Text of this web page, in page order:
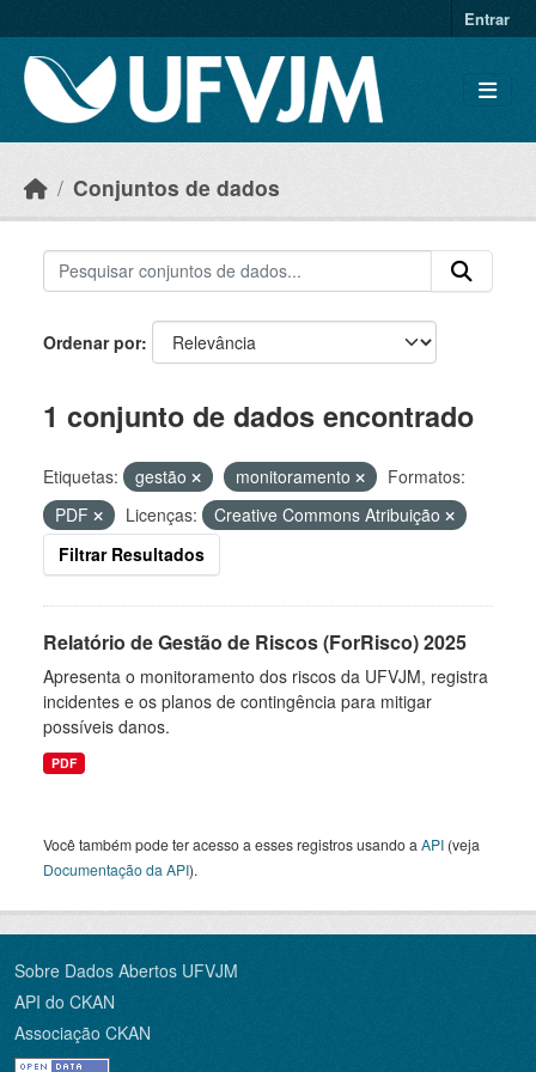
Entrar
Conjuntos de dados
Ordenar por
1 conjunto de dados encontrado
Etiquetas: gestão monitoramento
Formatos:
PDF
Licenças:
Creative Commons Atribuição
Filtrar Resultados
Relatório de Gestão de Riscos (ForRisco) 2025
Apresenta o monitoramento dos riscos da UFVJM, registra
incidentes e os planos de contingência para mitigar
possíveis danos.
PDF
Você também pode ter acesso a esses registros usando a API (veja
Documentação da API).
Sobre Dados Abertos UFVJM
API do CKAN
Associação CKAN